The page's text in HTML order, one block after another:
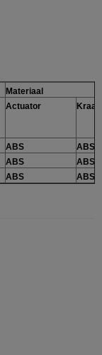
Materiaal
Actuator Kraag
ABS
ABS
ABS
ABS
ABS ABS